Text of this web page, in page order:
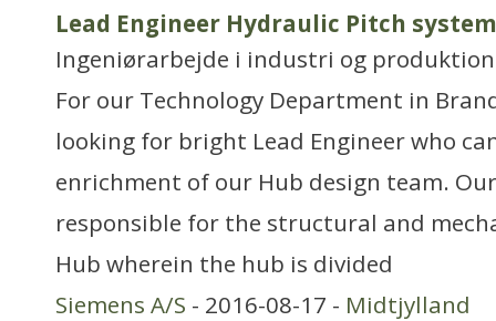
Lead Engineer Hydraulic Pitch
Ingeniørarbejde i industri og produktion
For our Technology Department in
looking for bright Lead Engineer who
enrichment of our Hub design team.
responsible for the structural and
Hub wherein the hub is divided
Siemens A/S - 2016-08-17 - Midtjylland